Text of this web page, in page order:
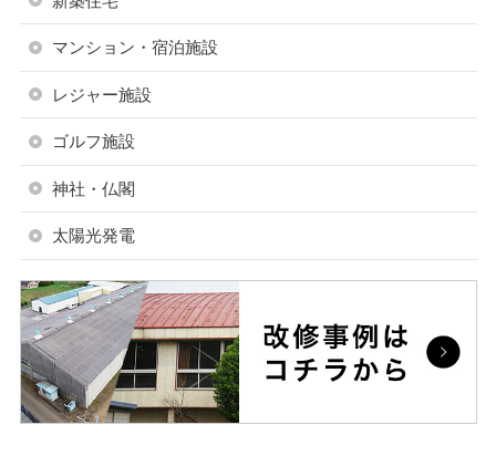
マンション・宿泊施設
レジャー施設
ゴルフ施設
神社・仏閣
太陽光発電